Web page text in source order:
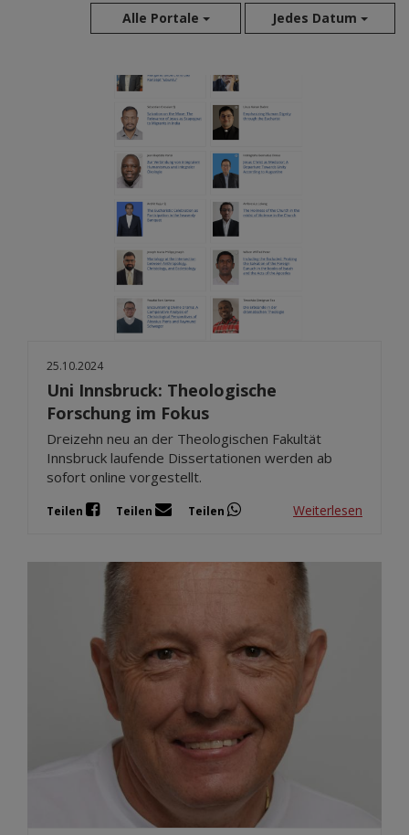
Alle Portale Jedes Datum
Jul 2026
Mai 2026
Apr 2026
Mär 2026
Jan 2026
Dez 2025
Nov 2025
Okt 2025
25.10.2024
Uni Innsbruck: Theologische
Forschung im Fokus
Dreizehn neu an der Theologischen Fakultät
Innsbruck laufende Dissertationen werden ab
sofort online vorgestellt.
Teilen Teilen Teilen Weiterlesen